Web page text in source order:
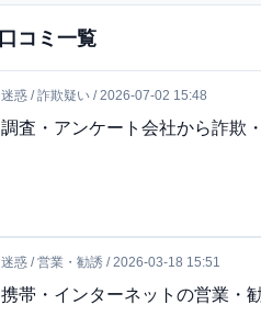
口コミ一覧
迷惑 / 詐欺疑い / 2026-07-02 15:48
調査・アンケート会社から詐欺
迷惑 / 営業・勧誘 / 2026-03-18 15:51
携帯・インターネットの営業・